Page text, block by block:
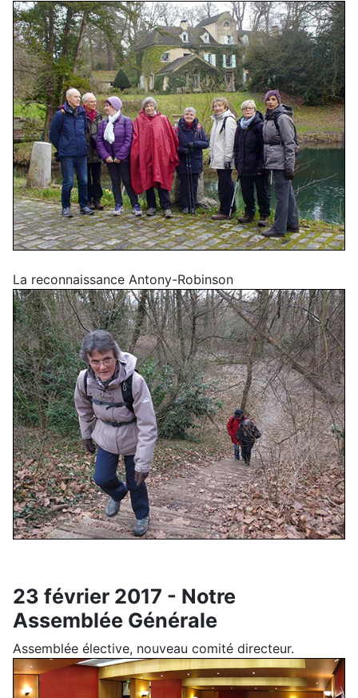
La reconnaissance Antony-Robinson
23 février 2017 - Notre
Assemblée Générale
Assemblée élective, nouveau comité directeur.